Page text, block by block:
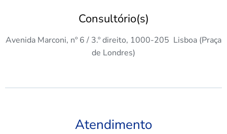
Consultório(s)
Avenida Marconi, nº 6 / 3.º direito, 1000-205 Lisboa (Praça
de Londres)
Atendimento